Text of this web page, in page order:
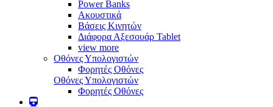
Power Banks
Ακουστικά
Βάσεις Κινητών
Διάφορα Αξεσουάρ Tablet
view more
Οθόνες Υπολογιστών
Φορητές Οθόνες
Οθόνες Υπολογιστών
Φορητές Οθόνες